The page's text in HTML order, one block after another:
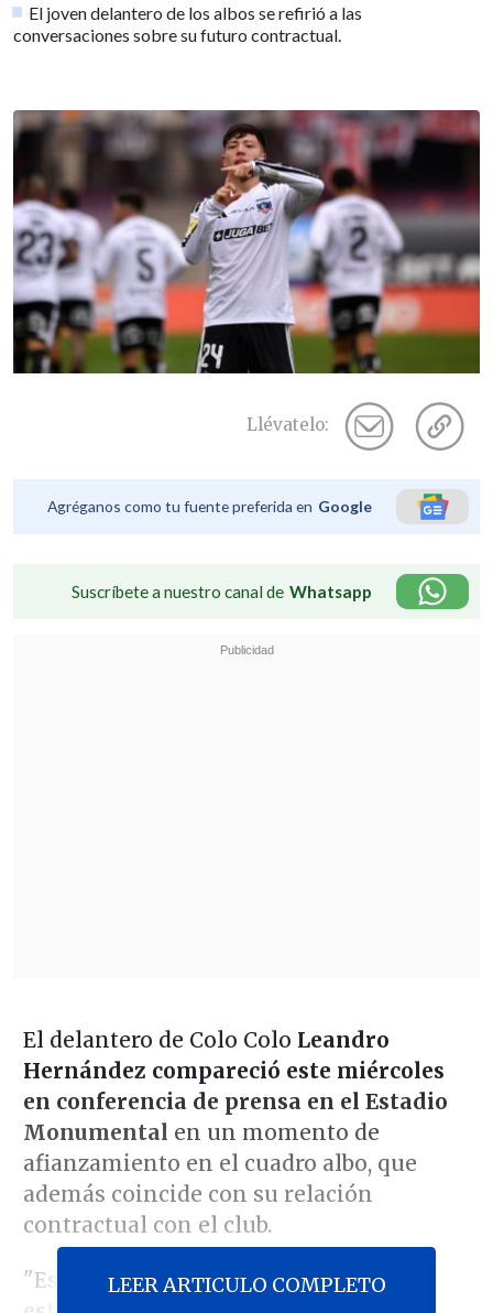
El joven delantero de los albos se refirió a las
conversaciones sobre su futuro contractual.
Llévatelo:
Agréganos como tu fuente preferida en Google
Suscríbete a nuestro canal de Whatsapp
El delantero de Colo Colo Leandro
Hernández compareció este miércoles
en conferencia de prensa en el Estadio
Monumental en un momento de
afianzamiento en el cuadro albo, que
además coincide con su relación
contractual con el club.
"Eso es un tema que lo ven aparte.
LEER ARTICULO COMPLETO